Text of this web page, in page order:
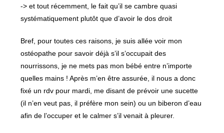
-> et tout récemment, le fait qu’il se cambre quasi
systématiquement plutôt que d’avoir le dos droit
Bref, pour toutes ces raisons, je suis allée voir mon
ostéopathe pour savoir déjà s’il s’occupait des
nourrissons, je ne mets pas mon bébé entre n’importe
quelles mains ! Après m’en être assurée, il nous a donc
fixé un rdv pour mardi, me disant de prévoir une sucette
(il n’en veut pas, il préfère mon sein) ou un biberon d’eau
afin de l’occuper et le calmer s’il venait à pleurer.